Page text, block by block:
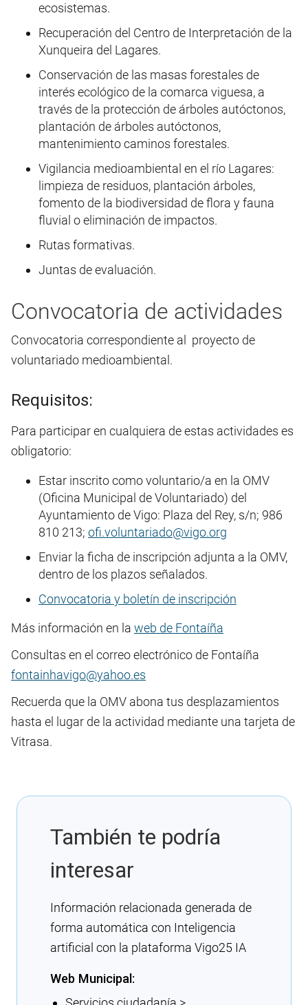
ecosistemas.
Recuperación del Centro de Interpretación de la
Xunqueira del Lagares.
Conservación de las masas forestales de
interés ecológico de la comarca viguesa, a
través de la protección de árboles autóctonos,
plantación de árboles autóctonos,
mantenimiento caminos forestales.
Vigilancia medioambiental en el río Lagares:
limpieza de residuos, plantación árboles,
fomento de la biodiversidad de flora y fauna
fluvial o eliminación de impactos.
Rutas formativas.
Juntas de evaluación.
Convocatoria de actividades
Convocatoria correspondiente al proyecto de
voluntariado medioambiental.
Requisitos:
Para participar en cualquiera de estas actividades es
obligatorio:
Estar inscrito como voluntario/a en la OMV
(Oficina Municipal de Voluntariado) del
Ayuntamiento de Vigo: Plaza del Rey, s/n; 986
810 213; ofi.voluntariado@vigo.org
Enviar la ficha de inscripción adjunta a la OMV,
dentro de los plazos señalados.
Convocatoria y boletín de inscripción
Más información en la web de Fontaíña
Consultas en el correo electrónico de Fontaíña
fontainhavigo@yahoo.es
Recuerda que la OMV abona tus desplazamientos
hasta el lugar de la actividad mediante una tarjeta de
Vitrasa.
También te podría
interesar
Información relacionada generada de
forma automática con Inteligencia
artificial con la plataforma Vigo25 IA
Web Municipal: